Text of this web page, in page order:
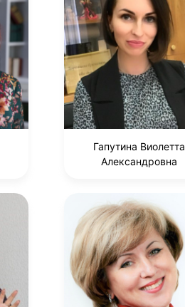
Гапутина Виолетта
Александровна